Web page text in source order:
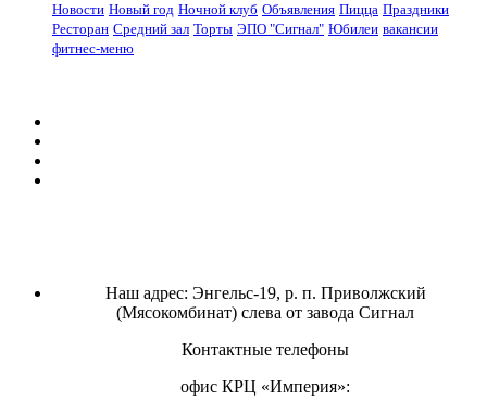
Новости Новый год Ночной клуб Объявления Пицца Праздники
Ресторан Средний зал Торты ЭПО "Сигнал" Юбилеи вакансии
фитнес-меню
Наш адрес: Энгельс-19, р. п. Приволжский
(Мясокомбинат) слева от завода Сигнал
Контактные телефоны
офис КРЦ «Империя»: